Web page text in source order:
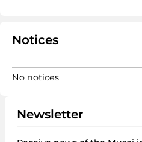
Notices
No notices
Newsletter